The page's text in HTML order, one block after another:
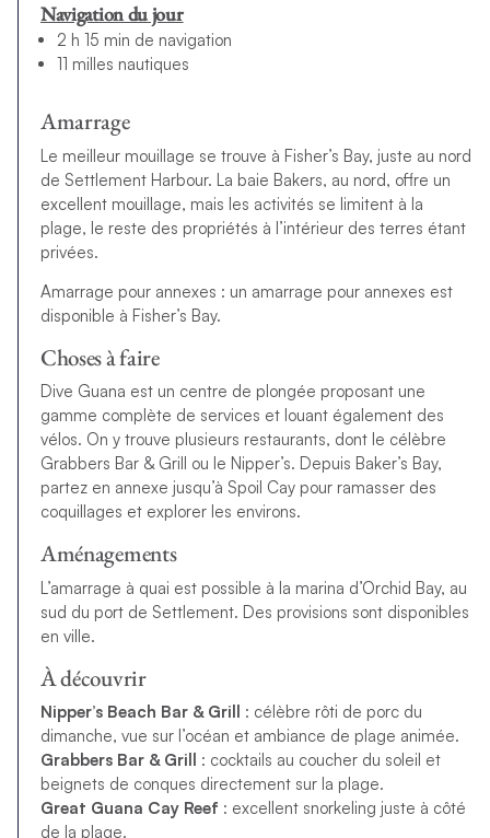
Navigation du jour
2 h 15 min de navigation
11 milles nautiques
Amarrage
Le meilleur mouillage se trouve à Fisher’s Bay, juste au nord
de Settlement Harbour. La baie Bakers, au nord, offre un
excellent mouillage, mais les activités se limitent à la
plage, le reste des propriétés à l’intérieur des terres étant
privées.
Amarrage pour annexes : un amarrage pour annexes est
disponible à Fisher’s Bay.
Choses à faire
Dive Guana est un centre de plongée proposant une
gamme complète de services et louant également des
vélos. On y trouve plusieurs restaurants, dont le célèbre
Grabbers Bar & Grill ou le Nipper’s. Depuis Baker’s Bay,
partez en annexe jusqu’à Spoil Cay pour ramasser des
coquillages et explorer les environs.
Aménagements
L’amarrage à quai est possible à la marina d’Orchid Bay, au
sud du port de Settlement. Des provisions sont disponibles
en ville.
À découvrir
Nipper’s Beach Bar & Grill
: célèbre rôti de porc du
dimanche, vue sur l’océan et ambiance de plage animée.
Grabbers Bar & Grill
: cocktails au coucher du soleil et
beignets de conques directement sur la plage.
Great Guana Cay Reef : excellent snorkeling juste à côté
de la plage.